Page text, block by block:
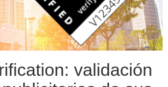
validación